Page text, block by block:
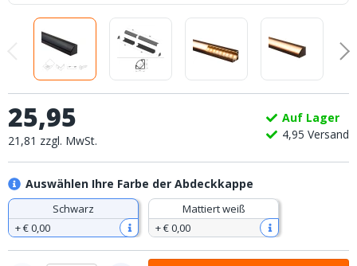
Auswählen Ihre Farbe der Abdeckkappe
Schwarz
+€ 0,00
Mattiert weiß
+€ 0,00
25,95
21 ,81 zzgl. MwSt.
Auf Lager
4,95 Versand